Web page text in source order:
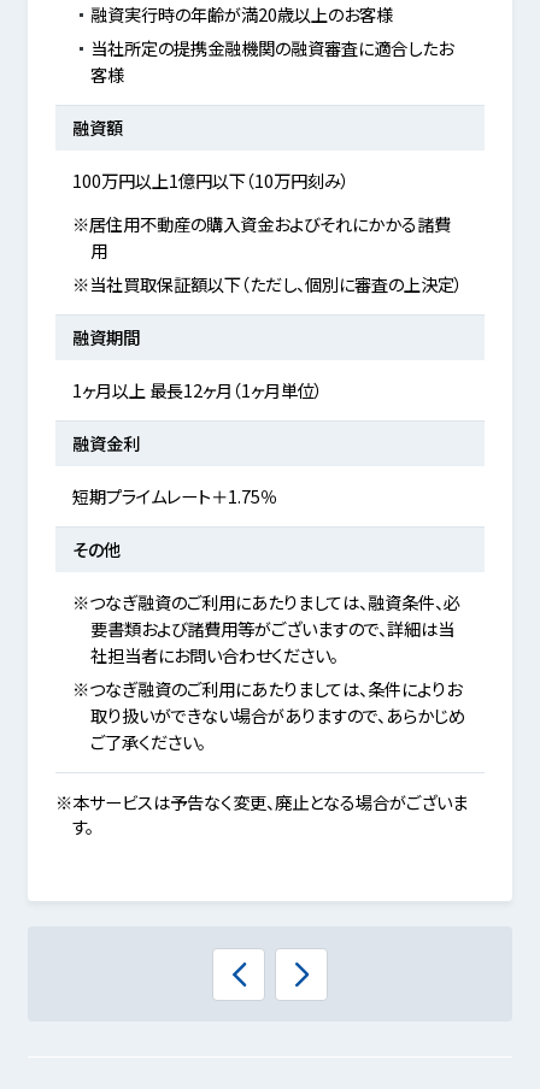
融資実行時の年齢が満20歳以上のお客様
当社所定の提携金融機関の融資審査に適合したお
客様
融資額
100万円以上1億円以下（10万円刻み）
※居住用不動産の購入資金およびそれにかかる諸費
用
※当社買取保証額以下（ただし、個別に審査の上決定）
融資期間
1ヶ月以上 最長12ヶ月（1ヶ月単位）
融資金利
短期プライムレート＋1.75％
その他
※つなぎ融資のご利用にあたりましては、融資条件、必
要書類および諸費用等がございますので、詳細は当
社担当者にお問い合わせください。
※つなぎ融資のご利用にあたりましては、条件によりお
取り扱いができない場合がありますので、あらかじめ
ご了承ください。
※本サービスは予告なく変更、廃止となる場合がございま
す。